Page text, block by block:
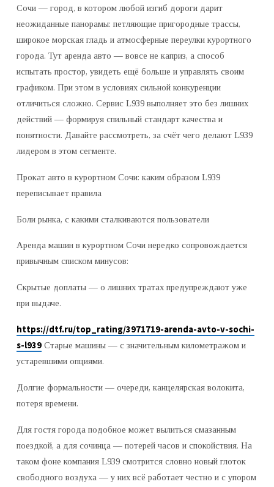
КОМПАНИЯ
L939
МЕНЯЕТ
СТАНДАРТЫ
Сочи — город, в котором любой изгиб дороги дарит
неожиданные панорамы: петляющие пригородные трассы,
широкое морская гладь и атмосферные переулки курортного
города. Тут аренда авто — вовсе не каприз, а способ
испытать простор, увидеть ещё больше и управлять своим
графиком. При этом в условиях сильной конкуренции
отличиться сложно. Сервис L939 выполняет это без лишних
действий — формируя спильный стандарт качества и
понятности. Давайте рассмотреть, за счёт чего делают L939
лидером в этом сегменте.
Прокат авто в курортном Сочи: каким образом L939
переписывает правила
Боли рынка, с какими сталкиваются пользователи
Аренда машин в курортном Сочи нередко сопровождается
привычным списком минусов:
Скрытые доплаты — о лишних тратах предупреждают уже
при выдаче.
https://dtf.ru/top_rating/3971719-arenda-avto-v-sochi-
s-l939Старые машины — с значительным километражом и
устаревшими опциями.
Долгие формальности — очереди, канцелярская волокита,
потеря времени.
Для гостя города подобное может вылиться смазанным
поездкой, а для сочинца — потерей часов и спокойствия. На
таком фоне компания L939 смотрится словно новый глоток
свободного воздуха — у них всё работает честно и с упором